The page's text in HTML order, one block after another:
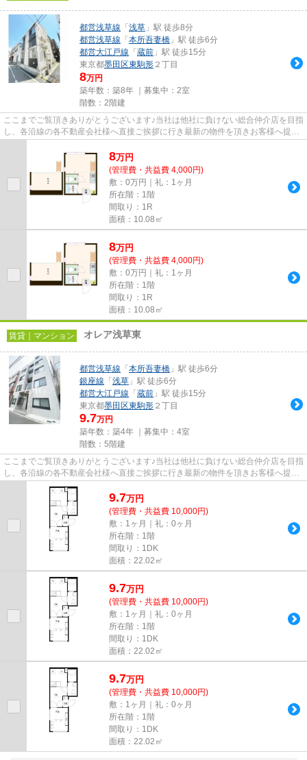
都営浅草線 「 浅草 」駅 徒歩8分
都営浅草線 「 本所吾妻橋 」駅 徒歩6分
都営大江戸線 「 蔵前 」駅 徒歩15分
東京都墨田区東駒形 ２丁目
8万円
築年数：築8年 ｜募集中： 2室
階数：2階建
ここまでご覧頂きありがとうございます♪当社は他社に負けない総合仲介店を目指
し、各沿線の各不動産会社様へ直接ご挨拶に行き最新の物件を頂きお客様へ提供
8万円
(管理費・共益費 4,000円)
敷：0万円｜礼：1ヶ月
所在階：1階
間取り：1R
面積：10.08㎡
8万円
(管理費・共益費 4,000円)
敷：0万円｜礼：1ヶ月
所在階：1階
間取り：1R
面積：10.08㎡
賃貸｜マンション オレア浅草東
都営浅草線 「 本所吾妻橋 」駅 徒歩6分
銀座線 「 浅草 」駅 徒歩6分
都営大江戸線 「 蔵前 」駅 徒歩15分
東京都墨田区東駒形 ２丁目
9.7万円
築年数：築4年 ｜募集中： 4室
階数：5階建
ここまでご覧頂きありがとうございます♪当社は他社に負けない総合仲介店を目指
し、各沿線の各不動産会社様へ直接ご挨拶に行き最新の物件を頂きお客様へ提供
しております！最新の情報は...
9.7万円
(管理費・共益費 10,000円)
敷：1ヶ月｜礼：0ヶ月
所在階：1階
間取り：1DK
面積：22.02㎡
9.7万円
(管理費・共益費 10,000円)
敷：1ヶ月｜礼：0ヶ月
所在階：1階
間取り：1DK
面積：22.02㎡
9.7万円
(管理費・共益費 10,000円)
敷：1ヶ月｜礼：0ヶ月
所在階：1階
間取り：1DK
面積：22.02㎡